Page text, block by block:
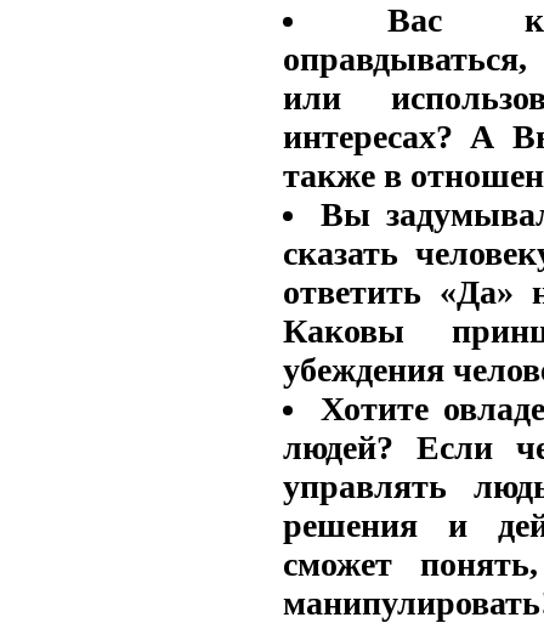
Вас
или
интересах? А
также в
Вы
сказать
ответить «Да»
Каковы
убеждения
Хотите
людей? Если
управлять
решения и
сможет